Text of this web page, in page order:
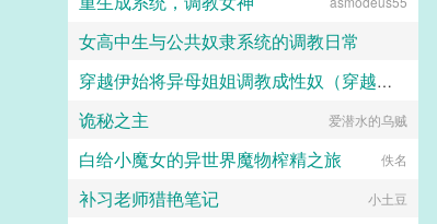
女高中生与公共奴隶系统的调教日常
喵不可言
穿越伊始将异母姐姐调教成性奴（穿越到异世界把高贵强大的女性征服至胯下）
dark
诡秘之主 爱潜水的乌贼
白给小魔女的异世界魔物榨精之旅 佚名
补习老师猎艳笔记 小土豆